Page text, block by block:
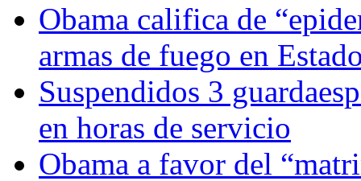
Obama califica de
armas de fuego en
Suspendidos 3
en horas de servicio
Obama a favor del